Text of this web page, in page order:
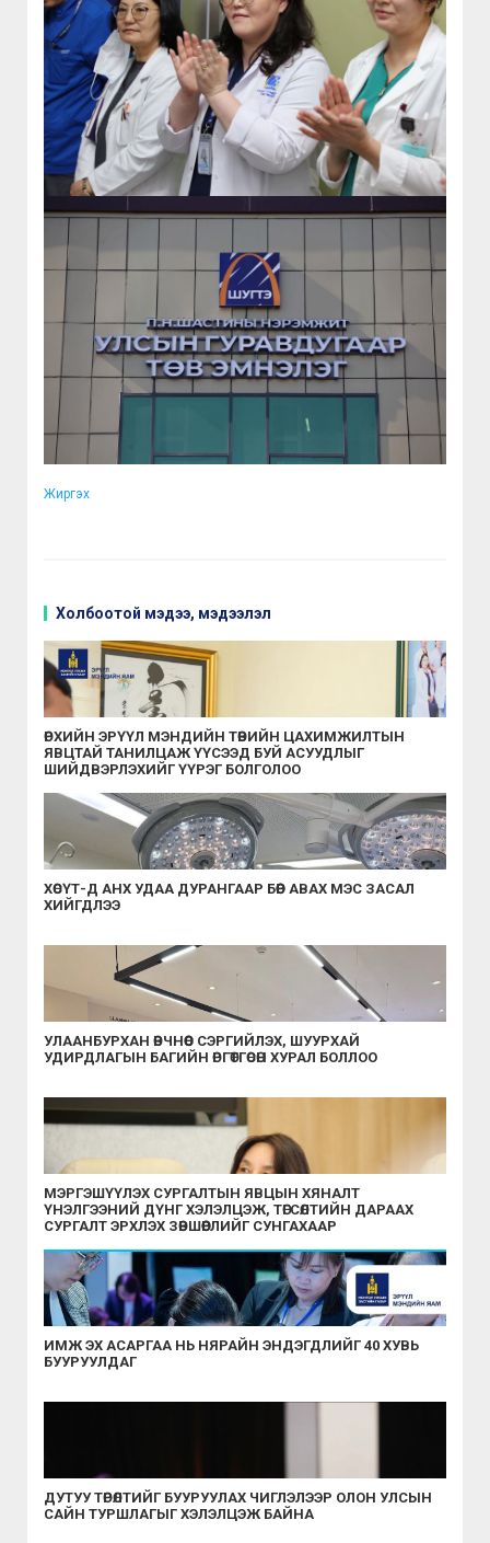
Жиргэх
Холбоотой мэдээ, мэдээлэл
ӨРХИЙН ЭРҮҮЛ МЭНДИЙН ТӨВИЙН ЦАХИМЖИЛТЫН
ЯВЦТАЙ ТАНИЛЦАЖ ҮҮСЭЭД БУЙ АСУУДЛЫГ
ШИЙДВЭРЛЭХИЙГ ҮҮРЭГ БОЛГОЛОО
ХӨСҮТ-Д АНХ УДАА ДУРАНГААР БӨӨР АВАХ МЭС ЗАСАЛ
ХИЙГДЛЭЭ
УЛААНБУРХАН ӨВЧНӨӨС СЭРГИЙЛЭХ, ШУУРХАЙ
УДИРДЛАГЫН БАГИЙН ӨРГӨТГӨСӨН ХУРАЛ БОЛЛОО
МЭРГЭШҮҮЛЭХ СУРГАЛТЫН ЯВЦЫН ХЯНАЛТ
ҮНЭЛГЭЭНИЙ ДҮНГ ХЭЛЭЛЦЭЖ, ТӨГСӨЛТИЙН ДАРААХ
СУРГАЛТ ЭРХЛЭХ ЗӨВШӨӨРЛИЙГ СУНГАХААР
ИМЖ ЭХ АСАРГАА НЬ НЯРАЙН ЭНДЭГДЛИЙГ 40 ХУВЬ
БУУРУУЛДАГ
ДУТУУ ТӨРӨЛТИЙГ БУУРУУЛАХ ЧИГЛЭЛЭЭР ОЛОН УЛСЫН
САЙН ТУРШЛАГЫГ ХЭЛЭЛЦЭЖ БАЙНА